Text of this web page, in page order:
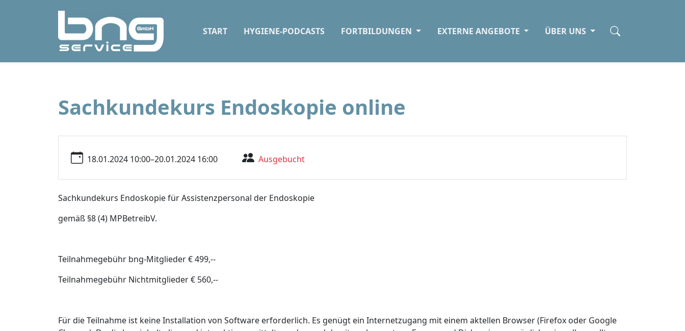
START HYGIENE-PODCASTS FORTBILDUNGEN EXTERNE ANGEBOTE ÜBER UNS
Sachkundekurs Endoskopie online
18.01.2024 10:00–20.01.2024 16:00 Ausgebucht
Sachkundekurs Endoskopie für Assistenzpersonal der Endoskopie
gemäß §8 (4) MPBetreibV.
Teilnahmegebühr bng-Mitglieder € 499,--
Teilnahmegebühr Nichtmitglieder € 560,--
Für die Teilnahme ist keine Installation von Software erforderlich. Es genügt ein Internetzugang mit einem aktellen Browser (Firefox oder Google